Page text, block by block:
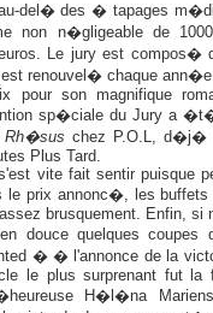
del� des � tapages
non n�gligeable de
Le jury est compos�
renouvel� chaque
pour son magnifique
sp�ciale du Jury a
Rh�sus chez P.O.L,
Plus Tard.
vite fait sentir puisque
prix annonc�, les
brusquement. Enfin, si
douce quelques coupes
� � l'annonce de la
le plus surprenant fut la
H�l�na